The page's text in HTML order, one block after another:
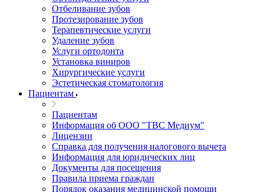
Отбеливание зубов
Протезирование зубов
Терапевтические услуги
Удаление зубов
Услуги ортодонта
Установка виниров
Хирургические услуги
Эстетическая стоматология
Пациентам
Пациентам
Информация об ООО "ТВС Медиум"
Лицензии
Справка для получения налогового вычета
Информация для юридических лиц
Документы для посещения
Правила приема граждан
Порядок оказания медицинской помощи